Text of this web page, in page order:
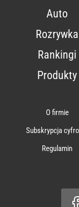
Auto
Rozrywka
Rankingi
Produkty
O firmie
Subskrypcja
Regulamin